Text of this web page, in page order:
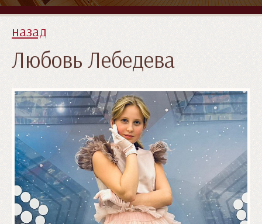
назад
Любовь Лебедева